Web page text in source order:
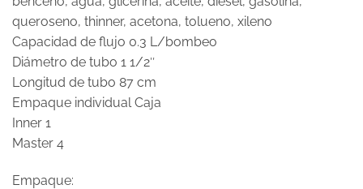
queroseno, thinner, acetona, tolueno, xileno
Capacidad de flujo 0.3 L/bombeo
Diámetro de tubo 1 1/2″
Longitud de tubo 87 cm
Empaque individual Caja
Inner 1
Master 4
Empaque: